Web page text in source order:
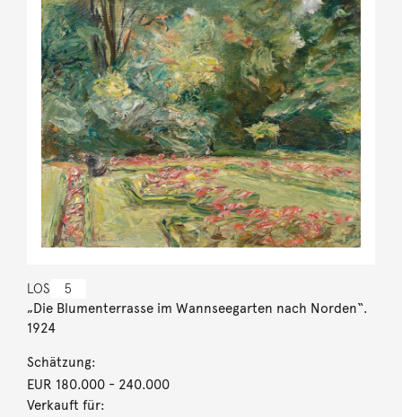
LOS 5
„Die Blumenterrasse im Wannseegarten nach Norden“.
1924
Schätzung:
EUR 180.000- 240.000
Verkauft für: